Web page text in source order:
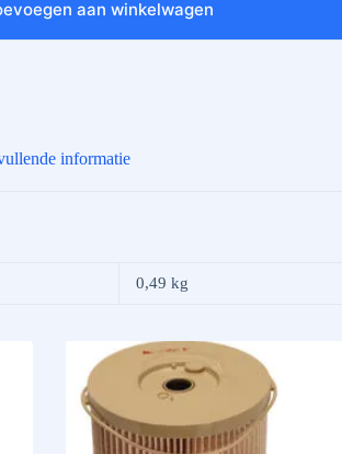
aan winkelwagen
informatie
0,49 kg